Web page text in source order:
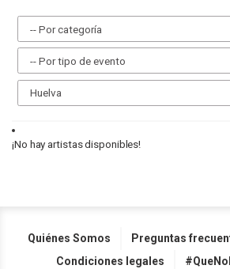
¡No hay artistas disponibles!
Quiénes Somos Preguntas
Condiciones legales